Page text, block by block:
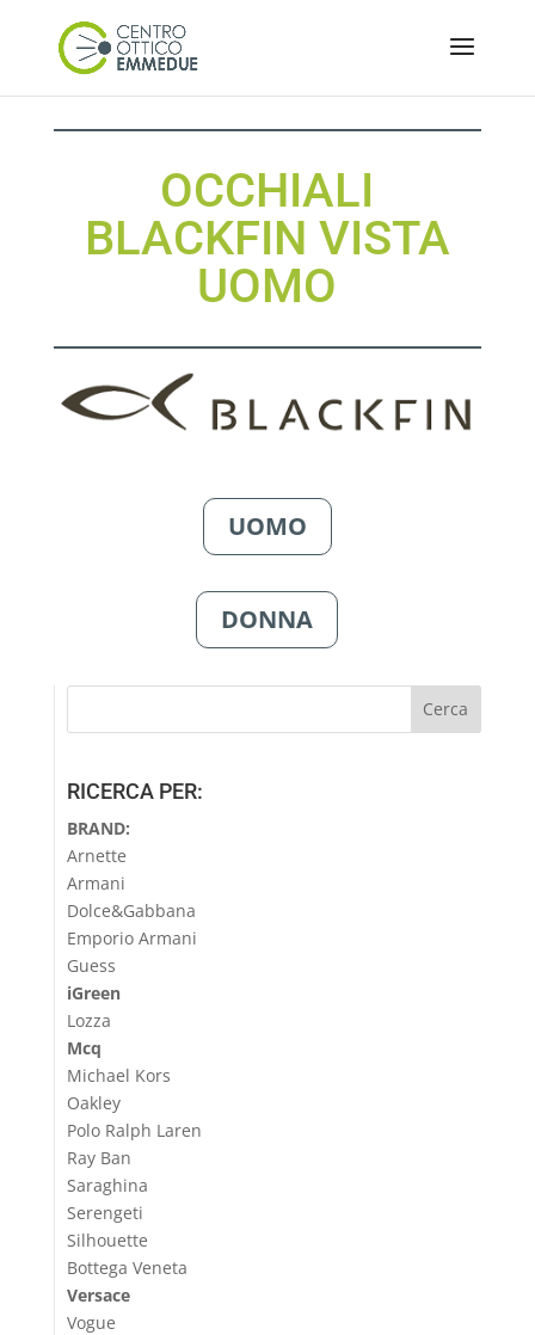
OCCHIALI
BLACKFIN VISTA
UOMO
UOMO
DONNA
RICERCA PER:
BRAND:
Arnette
Armani
Dolce&Gabbana
Emporio Armani
Guess
iGreen
Lozza
Mcq
Michael Kors
Oakley
Polo Ralph Laren
Ray Ban
Saraghina
Serengeti
Silhouette
Bottega Veneta
Versace
Vogue